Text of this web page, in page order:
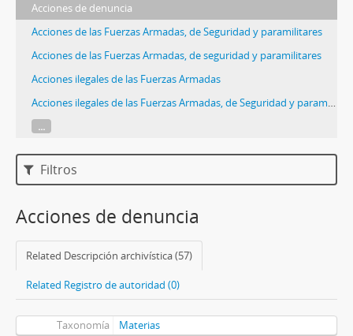
Acciones de denuncia
Acciones de las Fuerzas Armadas, de Seguridad y paramilitares
Acciones de las Fuerzas Armadas, de seguridad y paramilitares
Acciones ilegales de las Fuerzas Armadas
Acciones ilegales de las Fuerzas Armadas, de Seguridad y paramilitares
...
Filtros
Acciones de denuncia
Related Descripción archivística (57)
Related Registro de autoridad (0)
Taxonomía Materias